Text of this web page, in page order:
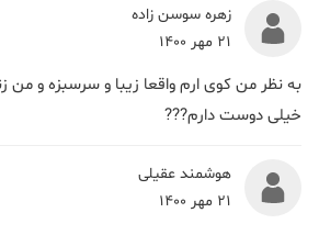
زهره سوسن زاده
21 مهر 1400
به نظر من کوی ارم واقعا زیبا و سرسبزه و من
خیلی دوست دارم???
هوشمند عقیلی
21 مهر 1400